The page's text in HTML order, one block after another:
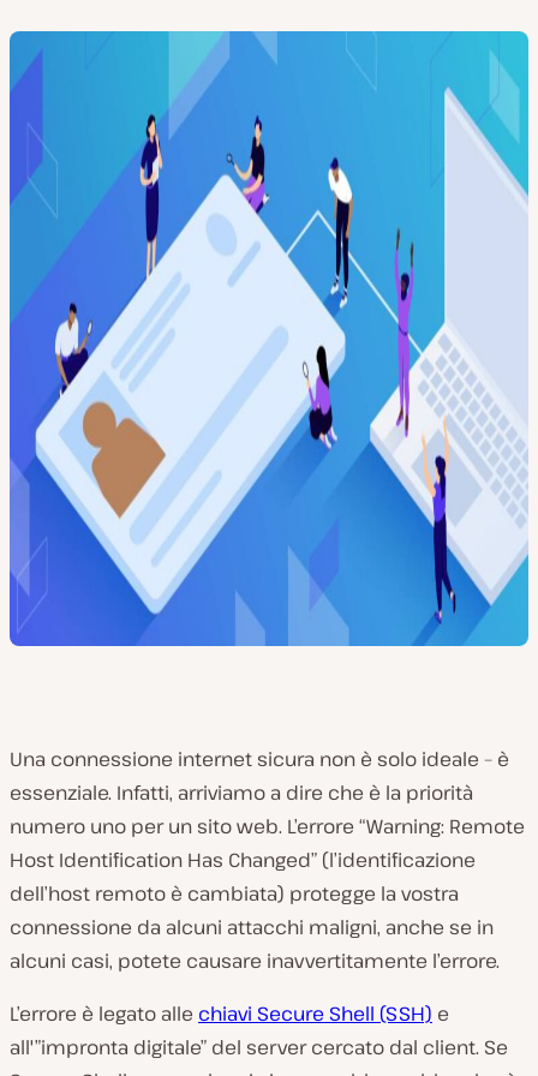
Una connessione internet sicura non è solo ideale – è
essenziale. Infatti, arriviamo a dire che è la priorità
numero uno per un sito web. L’errore “Warning: Remote
Host Identification Has Changed” (l’identificazione
dell’host remoto è cambiata) protegge la vostra
connessione da alcuni attacchi maligni, anche se in
alcuni casi, potete causare inavvertitamente l’errore.
L’errore è legato alle chiavi Secure Shell (SSH) e
all'”impronta digitale” del server cercato dal client. Se